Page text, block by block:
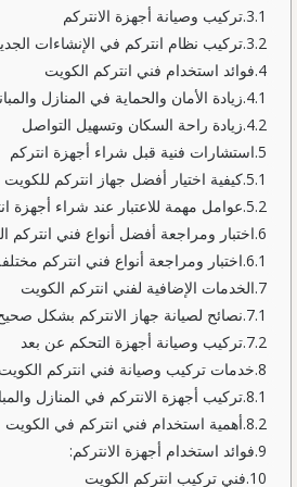
تركيب وصيانة أجهزة الانتركم
تركيب نظام انتركم في الإنشاءات
فوائد استخدام فني انتركم الكويت
زيادة الأمان والحماية في المنازل
زيادة راحة السكان وتسهيل التواصل
استشارات فنية قبل شراء أجهزة انتركم
كيفية اختيار أفضل جهاز انتركم للكويت
عوامل مهمة للاعتبار عند شراء أجهزة
اختبار ومراجعة أفضل أنواع فني انتركم
اختبار ومراجعة أنواع فني انتركم
الخدمات الإضافية لفني انتركم الكويت
نصائح لصيانة جهاز الانتركم بشكل
تركيب وصيانة أجهزة التحكم عن بعد
خدمات تركيب وصيانة فني انتركم الكويت
تركيب أجهزة الانتركم في المنازل
أهمية استخدام فني انتركم في الكويت
فوائد استخدام أجهزة الانتركم:
فني تركيب انتركم الكويت